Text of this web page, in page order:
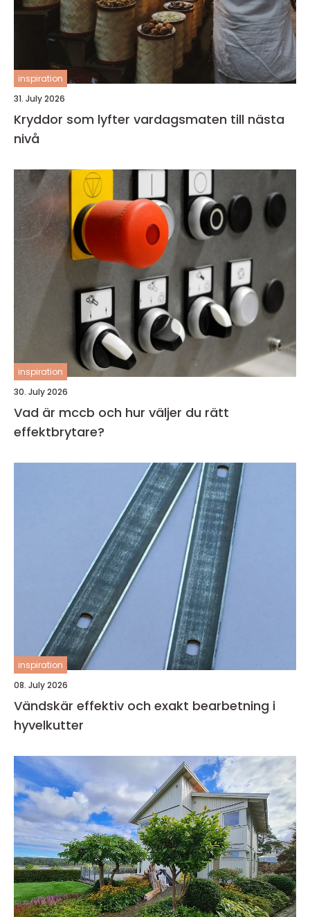
inspiration
31. July 2026
Kryddor som lyfter vardagsmaten till nästa
nivå
inspiration
30. July 2026
Vad är mccb och hur väljer du rätt
effektbrytare?
inspiration
08. July 2026
Vändskär effektiv och exakt bearbetning i
hyvelkutter